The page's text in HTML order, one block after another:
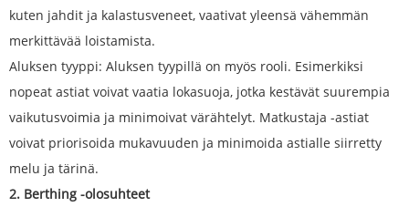
kuten jahdit ja kalastusveneet, vaativat yleensä vähemmän
merkittävää loistamista.
Aluksen tyyppi: Aluksen tyypillä on myös rooli. Esimerkiksi
nopeat astiat voivat vaatia lokasuoja, jotka kestävät suurempia
vaikutusvoimia ja minimoivat värähtelyt. Matkustaja -astiat
voivat priorisoida mukavuuden ja minimoida astialle siirretty
melu ja tärinä.
2. Berthing -olosuhteet